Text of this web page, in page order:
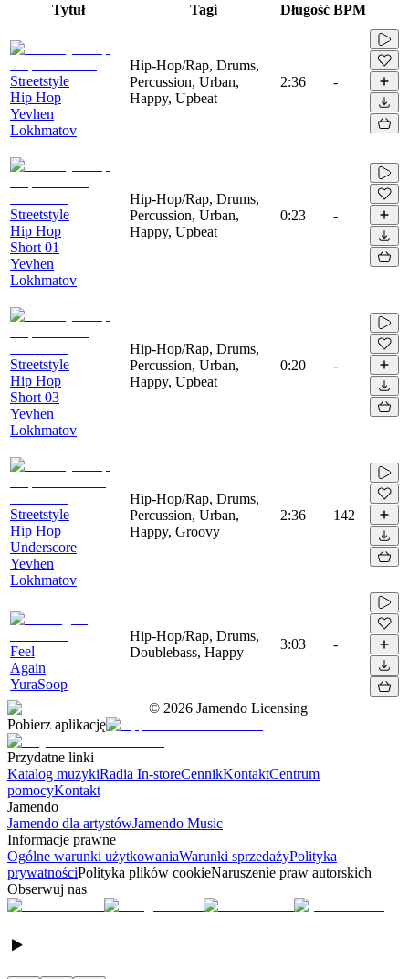
Tytuł Tagi Długość BPM
Streetstyle
Hip Hop
Yevhen
Lokhmatov
Hip-Hop/Rap, Drums,
Percussion, Urban,
Happy, Upbeat
2:36 -
Streetstyle
Hip Hop
Short 01
Yevhen
Lokhmatov
Hip-Hop/Rap, Drums,
Percussion, Urban,
Happy, Upbeat
0:23 -
Streetstyle
Hip Hop
Short 03
Yevhen
Lokhmatov
Hip-Hop/Rap, Drums,
Percussion, Urban,
Happy, Upbeat
0:20 -
Streetstyle
Hip Hop
Underscore
Yevhen
Lokhmatov
Hip-Hop/Rap, Drums,
Percussion, Urban,
Happy, Groovy
2:36 142
Feel
Again
YuraSoop
Hip-Hop/Rap, Drums,
Doublebass, Happy
3:03 -
© 2026 Jamendo Licensing
Pobierz aplikację
Przydatne linki
Katalog muzykiRadia In-storeCennikKontaktCentrum
pomocyKontakt
Jamendo
Jamendo dla artystówJamendo Music
Informacje prawne
Ogólne warunki użytkowaniaWarunki sprzedażyPolityka
prywatnościPolityka plików cookieNaruszenie praw autorskich
Obserwuj nas